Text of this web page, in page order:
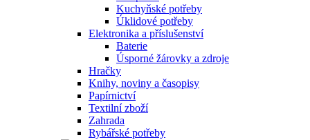
Kuchyňské potřeby
Úklidové potřeby
Elektronika a příslušenství
Baterie
Úsporné žárovky a zdroje
Hračky
Knihy, noviny a časopisy
Papírnictví
Textilní zboží
Zahrada
Rybářské potřeby